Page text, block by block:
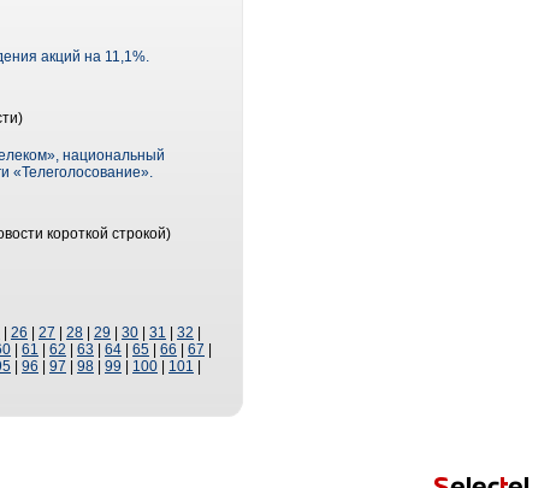
акций на 11,1%.
национальный
«Телеголосование».
короткой строкой)
26 27 28 29 30 31 32
61 62 63 64 65 66 67
96 97 98 99 100 101